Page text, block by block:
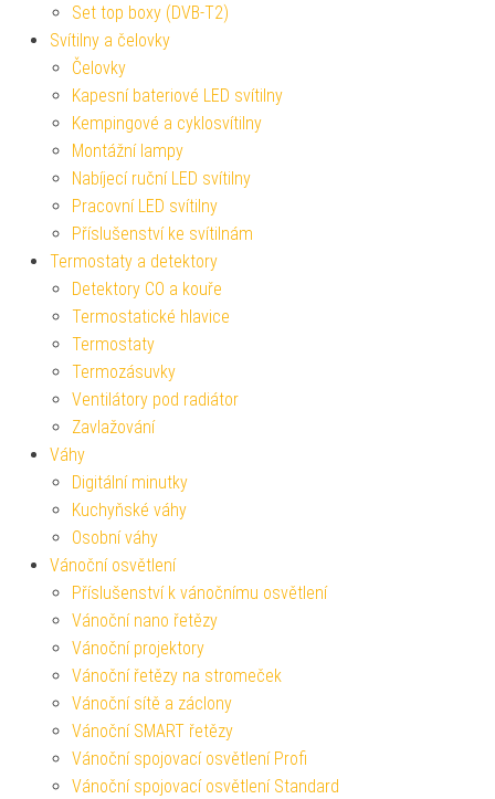
Set top boxy (DVB-T2)
Svítilny a čelovky
Čelovky
Kapesní bateriové LED svítilny
Kempingové a cyklosvítilny
Montážní lampy
Nabíjecí ruční LED svítilny
Pracovní LED svítilny
Příslušenství ke svítilnám
Termostaty a detektory
Detektory CO a kouře
Termostatické hlavice
Termostaty
Termozásuvky
Ventilátory pod radiátor
Zavlažování
Váhy
Digitální minutky
Kuchyňské váhy
Osobní váhy
Vánoční osvětlení
Příslušenství k vánočnímu osvětlení
Vánoční nano řetězy
Vánoční projektory
Vánoční řetězy na stromeček
Vánoční sítě a záclony
Vánoční SMART řetězy
Vánoční spojovací osvětlení Profi
Vánoční spojovací osvětlení Standard